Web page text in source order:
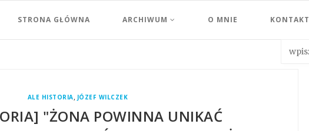
STRONA GŁÓWNA ARCHIWUM O MNIE KONTAKT
ALE HISTORIA, JÓZEF WILCZEK
"ŻONA POWINNA UNIKAĆ